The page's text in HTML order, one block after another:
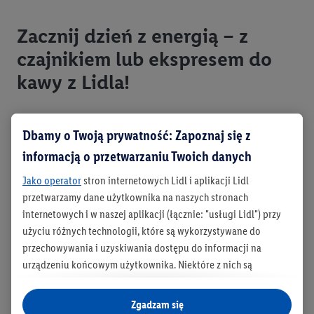
Zacznij dzień z energią – z
czajnikiem lub ekspresem do
kawy z Lidla!
Poranki stają się przyjemniejsze, gdy w kuchni
czeka na Ciebie aromatyczna kawa lub wrzątek na
ulubioną herbatę. W niedzielne popołudnia po
obiedzie niezastąpiona okazuje się zmywarka –
pozwala szybko uporać się z naczyniami i cieszyć
się wolnym czasem. A wieczorem? Kilka prostych
kroków wystarczy, by kuchnia znów lśniła
Dbamy o Twoją prywatność: Zapoznaj się z
informacją o przetwarzaniu Twoich danych
Jako operatorstron internetowych Lidl i aplikacji Lidl
przetwarzamy dane użytkownika na naszych stronach
internetowych i w naszej aplikacji (łącznie: "usługi Lidl") przy
użyciu różnych technologii, które są wykorzystywane do
przechowywania i uzyskiwania dostępu do informacji na
urządzeniu końcowym użytkownika. Niektóre z nich są
są za zgodą użytkownika - również przez partnerów (
Zgadzam się